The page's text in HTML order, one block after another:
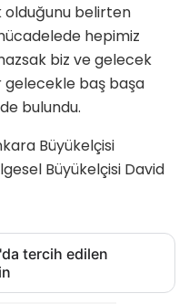
olduğunu belirten
hepimiz
biz ve gelecek
gelecekle baş başa
bulundu.
Büyükelçisi
Büyükelçisi David
tercih edilen